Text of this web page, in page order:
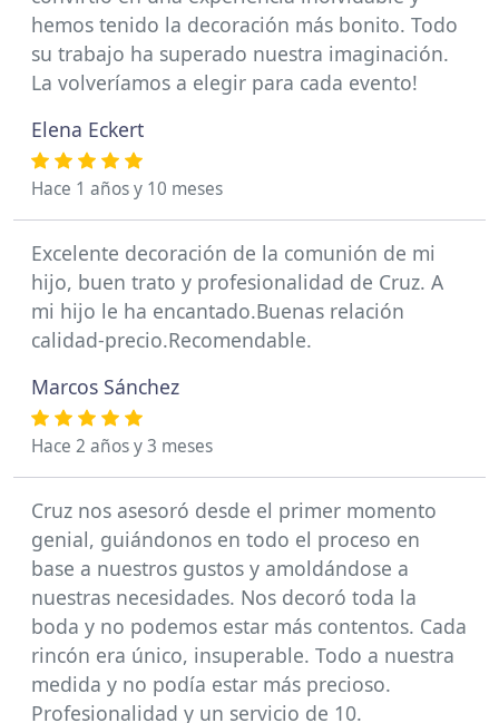
hemos tenido la decoración más bonito. Todo
su trabajo ha superado nuestra imaginación.
La volveríamos a elegir para cada evento!
Elena Eckert
Hace 1 años y 10 meses
Excelente decoración de la comunión de mi
hijo, buen trato y profesionalidad de Cruz. A
mi hijo le ha encantado.Buenas relación
calidad-precio.Recomendable.
Marcos Sánchez
Hace 2 años y 3 meses
Cruz nos asesoró desde el primer momento
genial, guiándonos en todo el proceso en
base a nuestros gustos y amoldándose a
nuestras necesidades. Nos decoró toda la
boda y no podemos estar más contentos. Cada
rincón era único, insuperable. Todo a nuestra
medida y no podía estar más precioso.
Profesionalidad y un servicio de 10.